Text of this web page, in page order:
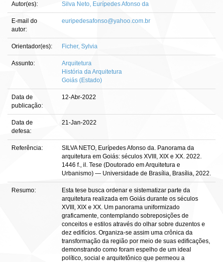
Autor(es): Silva Neto, Eurípedes Afonso da
E-mail do
autor:
euripedesafonso@yahoo.com.br
Orientador(es): Ficher, Sylvia
Assunto:
Arquitetura
História da Arquitetura
Goiás (Estado)
Data de
publicação:
12-Abr-2022
Data de
defesa:
21-Jan-2022
Referência:
SILVA NETO, Eurípedes Afonso da. Panorama da
arquitetura em Goiás: séculos XVIII, XIX e XX. 2022.
1446 f., il. Tese (Doutorado em Arquitetura e
Urbanismo) — Universidade de Brasília, Brasília, 2022.
Resumo:
Esta tese busca ordenar e sistematizar parte da
arquitetura realizada em Goiás durante os séculos
XVIII, XIX e XX. Um panorama uniformizado
graficamente, contemplando sobreposições de
conceitos e estilos através do olhar sobre duzentos e
dez edifícios. Organiza‐se assim uma crônica da
transformação da região por meio de suas edificações,
demonstrando como foram espelho de um ideal
político, social e arquitetônico que permeou a